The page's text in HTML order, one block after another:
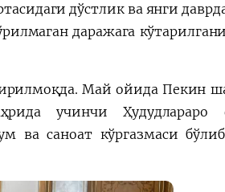
дўстлик ва янги
даражага
Май ойида Пекин
учинчи Ҳудудлараро
ва саноат кўргазмаси